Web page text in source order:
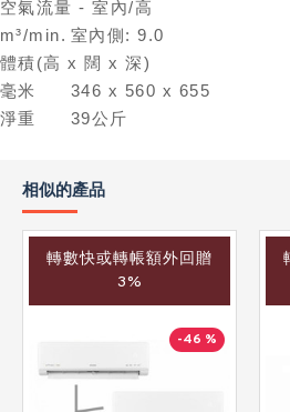
空氣流量 - 室內/高
m³/min. 室內側: 9.0
體積(高 x 闊 x 深)
毫米
346 x 560 x 655
淨重
39公斤
相似的產品
轉數快或轉帳額外回贈
3%
-46 %